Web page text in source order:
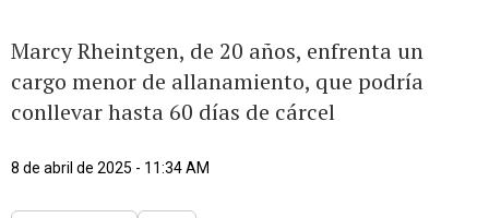
Marcy Rheintgen, de 20 años, enfrenta un
cargo menor de allanamiento, que podría
conllevar hasta 60 días de cárcel
8 de abril de 2025 - 11:34 AM